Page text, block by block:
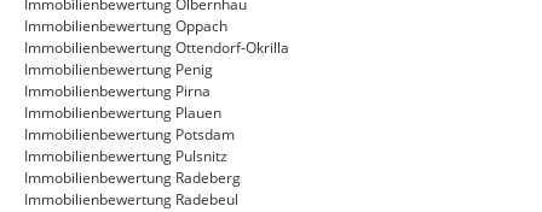
Immobilienbewertung Olbernhau
Immobilienbewertung Oppach
Immobilienbewertung Ottendorf-Okrilla
Immobilienbewertung Penig
Immobilienbewertung Pirna
Immobilienbewertung Plauen
Immobilienbewertung Potsdam
Immobilienbewertung Pulsnitz
Immobilienbewertung Radeberg
Immobilienbewertung Radebeul